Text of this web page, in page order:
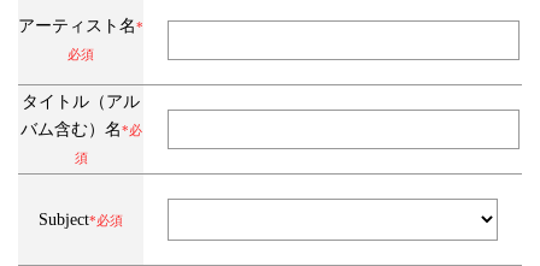
アーティスト名*
必須
タイトル（アル
バム含む）名*必
須
Subject*必須